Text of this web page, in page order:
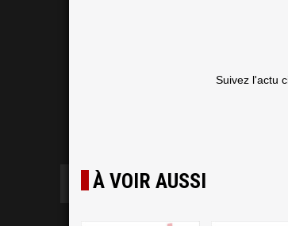
Suivez l'actu
À VOIR AUSSI